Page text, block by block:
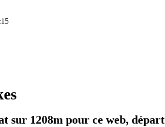
sur 1208m pour ce web, départ